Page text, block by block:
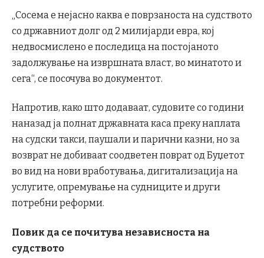
„Сосема е нејасно каква е поврзаноста на судството
со државниот долг од 2 милијарди евра, кој
недвосмислено е последица на постојаното
задолжување на извршната власт, во минатото и
сега“, се посочува во документот.
Напротив, како што додаваат, судовите со години
наназад ја полнат државната каса преку наплата
на судски такси, паушали и парични казни, но за
возврат не добиваат соодветен поврат од Буџетот
во вид на нови вработувања, дигитализација на
услугите, опремување на судниците и други
потребни реформи.
Повик да се почитува независноста на
судството